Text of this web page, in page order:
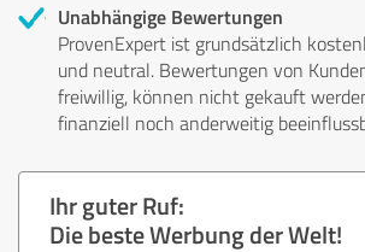
Unabhängige Bewertungen
ProvenExpert ist grundsätzlich
und neutral. Bewertungen von
freiwillig, können nicht gekauft
finanziell noch anderweitig
Ihr guter Ruf:
Die beste Werbung der Welt!